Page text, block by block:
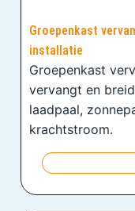
Groepenkast
installatie
Groepenkast
vervangt en
laadpaal,
krachtstroom.